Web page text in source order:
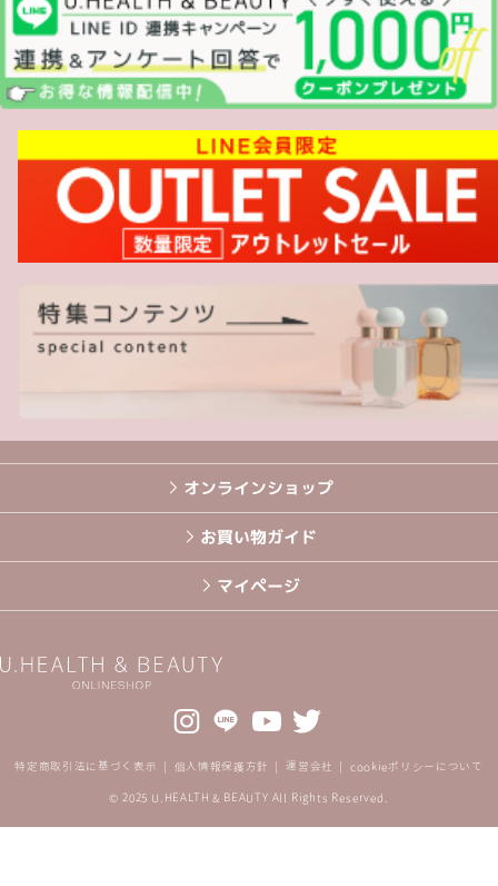
オンラインショップ
お買い物ガイド
マイページ
© 2025 U.HEALTH & BEAUTY All Rights Reserved.
特定商取引法に基づく表示 個人情報保護方針 運営会社 cookieポリシーについて